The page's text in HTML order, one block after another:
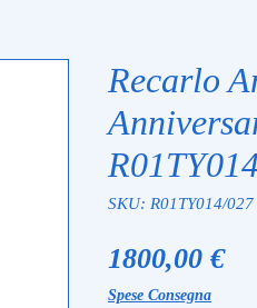
Recarlo
SKU: R01TY014/027
1800,00 €
Spese Consegna